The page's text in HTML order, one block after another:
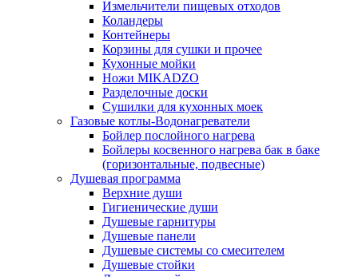
Измельчители пищевых отходов
Коландеры
Контейнеры
Корзины для сушки и прочее
Кухонные мойки
Ножи MIKADZO
Разделочные доски
Сушилки для кухонных моек
Газовые котлы-Водонагреватели
Бойлер послойного нагрева
Бойлеры косвенного нагрева бак в баке
(горизонтальные, подвесные)
Душевая программа
Верхние души
Гигиенические души
Душевые гарнитуры
Душевые панели
Душевые системы со смесителем
Душевые стойки